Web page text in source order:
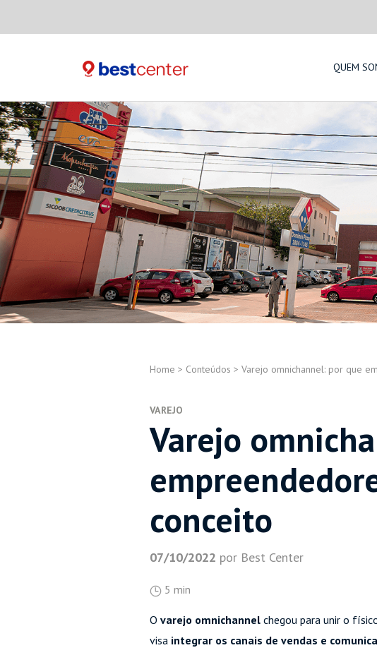
QUEM
Home > Conteúdos > Varejo omnichannel: por que
VAREJO
Varejo
conceito
07/10/2022 por Best Center
5 min
O varejo omnichannel chegou para unir o
visa integrar os canais de vendas e